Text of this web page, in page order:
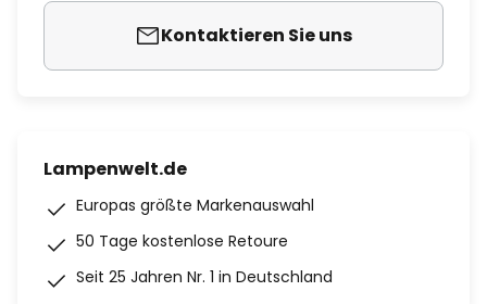
Kontaktieren Sie uns
Lampenwelt.de
Europas größte Markenauswahl
50 Tage kostenlose Retoure
Seit 25 Jahren Nr. 1 in Deutschland